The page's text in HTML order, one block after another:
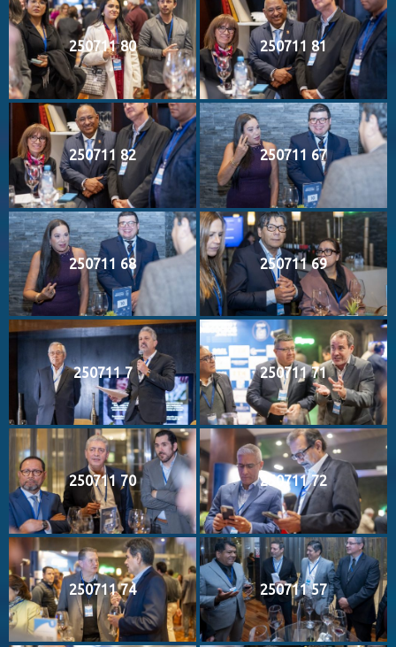
250711 80 250711 81
250711 82 250711 67
250711 68 250711 69
250711 7 250711 71
250711 70 250711 72
250711 74 250711 57